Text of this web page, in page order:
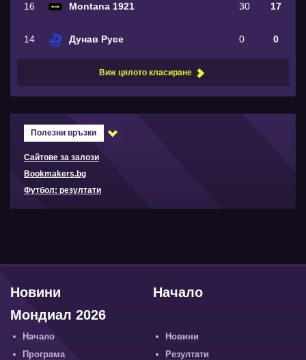
16 Montana 1921 30 17
14 Дунав Русе 0 0
Виж цялото класиране
Полезни връзки
Сайтове за залози
Bookmakers.bg
Футбол: резултати
Начало
Новини
Мондиал 2026
Начало
Новини
Програма
Резултати